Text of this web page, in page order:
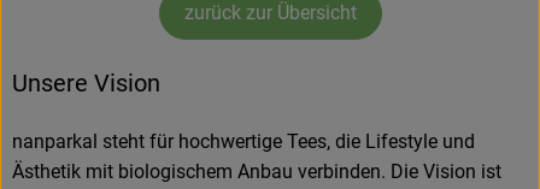
zurück zur Übersicht
Unsere Vision
nanparkal steht für hochwertige Tees, die Lifestyle und
Ästhetik mit biologischem Anbau verbinden. Die Vision ist